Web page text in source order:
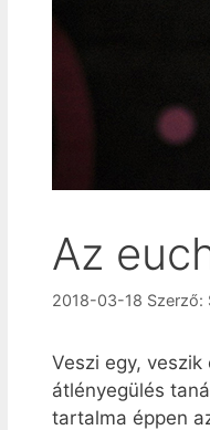
Az
2018-03-18 Szerző:
Veszi egy,
átlényegülés
tartalma éppen